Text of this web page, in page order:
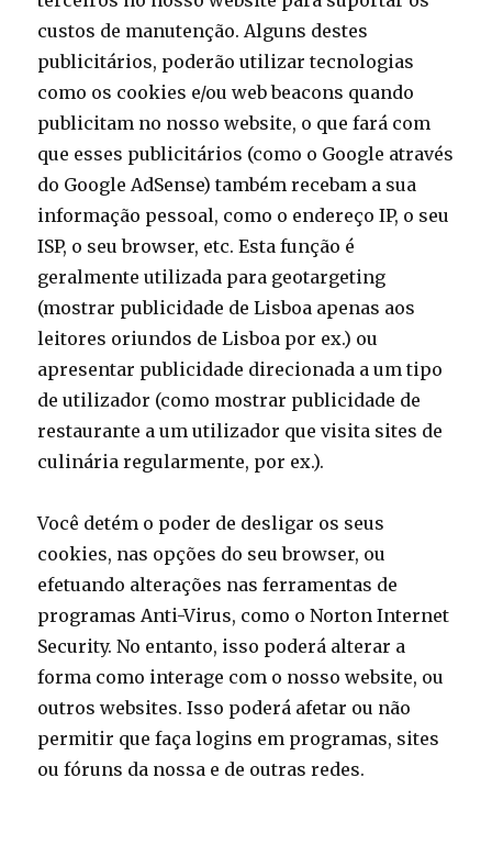
custos de manutenção. Alguns destes
publicitários, poderão utilizar tecnologias
como os cookies e/ou web beacons quando
publicitam no nosso website, o que fará com
que esses publicitários (como o Google através
do Google AdSense) também recebam a sua
informação pessoal, como o endereço IP, o seu
ISP, o seu browser, etc. Esta função é
geralmente utilizada para geotargeting
(mostrar publicidade de Lisboa apenas aos
leitores oriundos de Lisboa por ex.) ou
apresentar publicidade direcionada a um tipo
de utilizador (como mostrar publicidade de
restaurante a um utilizador que visita sites de
culinária regularmente, por ex.).
Você detém o poder de desligar os seus
cookies, nas opções do seu browser, ou
efetuando alterações nas ferramentas de
programas Anti-Virus, como o Norton Internet
Security. No entanto, isso poderá alterar a
forma como interage com o nosso website, ou
outros websites. Isso poderá afetar ou não
permitir que faça logins em programas, sites
ou fóruns da nossa e de outras redes.